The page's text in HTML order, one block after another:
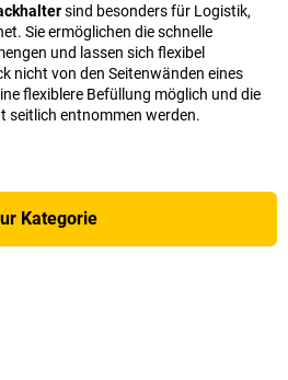
sind besonders für Logistik,
Sie ermöglichen die schnelle
und lassen sich flexibel
nicht von den Seitenwänden eines
flexiblere Befüllung möglich und die
seitlich entnommen werden.
Kategorie